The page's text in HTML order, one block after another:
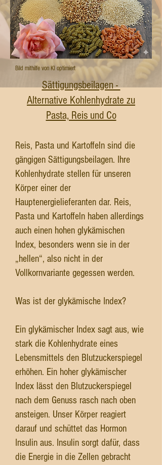
Bild mithilfe von KI optimiert
Sättigungsbeilagen -
Alternative Kohlenhydrate zu
Pasta, Reis und Co
Reis, Pasta und Kartoffeln sind die
gängigen Sättigungsbeilagen. Ihre
Kohlenhydrate stellen für unseren
Körper einer der
Hauptenergielieferanten dar. Reis,
Pasta und Kartoffeln haben allerdings
auch einen hohen glykämischen
Index, besonders wenn sie in der
„hellen“, also nicht in der
Vollkornvariante gegessen werden.
Was ist der glykämische Index?
Ein glykämischer Index sagt aus, wie
stark die Kohlenhydrate eines
Lebensmittels den Blutzuckerspiegel
erhöhen. Ein hoher glykämischer
Index lässt den Blutzuckerspiegel
nach dem Genuss rasch nach oben
ansteigen. Unser Körper reagiert
darauf und schüttet das Hormon
Insulin aus. Insulin sorgt dafür, dass
die Energie in die Zellen gebracht